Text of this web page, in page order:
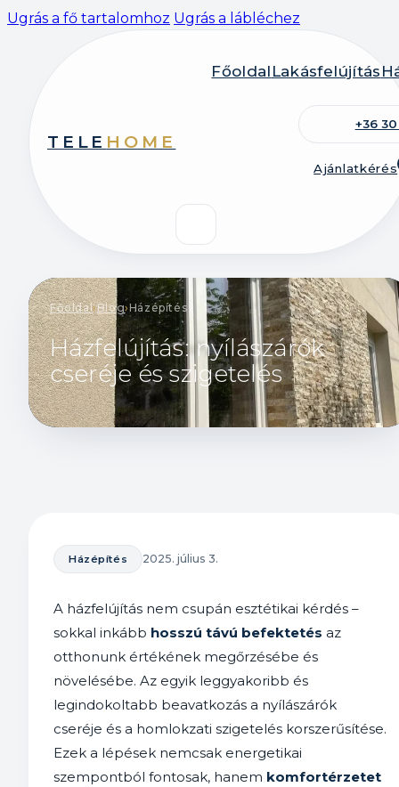
Ugrás a fő tartalomhoz Ugrás a lábléchez
TELE HOME
Főoldal Lakásfelújítás
+36
Ajánlatkérés
Főoldal›Blog›Házépítés
Házfelújítás: nyílászárók
cseréje és szigetelés
Házépítés 2025. július 3.
A házfelújítás nem csupán esztétikai kérdés –
sokkal inkább hosszú távú befektetés az
otthonunk értékének megőrzésébe és
növelésébe. Az egyik leggyakoribb és
legindokoltabb beavatkozás a nyílászárók
cseréje és a homlokzati szigetelés korszerűsítése.
Ezek a lépések nemcsak energetikai
szempontból fontosak, hanem komfortérzetet